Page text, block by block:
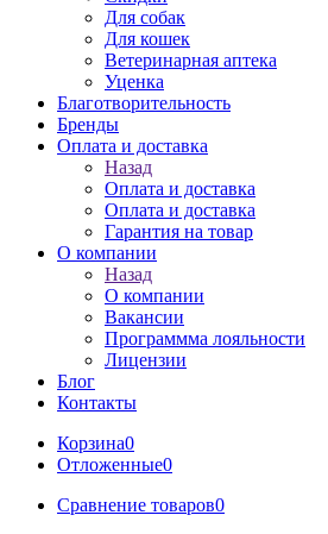
Для собак
Для кошек
Ветеринарная аптека
Уценка
Благотворительность
Бренды
Оплата и доставка
Назад
Оплата и доставка
Оплата и доставка
Гарантия на товар
О компании
Назад
О компании
Вакансии
Программма лояльности
Лицензии
Блог
Контакты
Корзина0
Отложенные0
Сравнение товаров0